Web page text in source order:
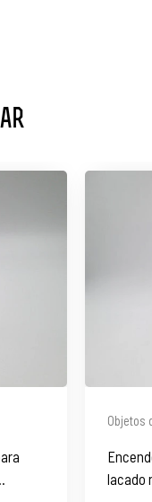
Objetos
lacado